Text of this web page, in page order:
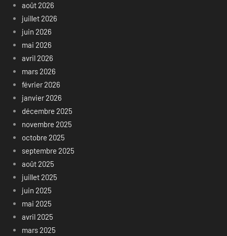
août 2026
juillet 2026
juin 2026
mai 2026
avril 2026
mars 2026
février 2026
janvier 2026
décembre 2025
novembre 2025
octobre 2025
septembre 2025
août 2025
juillet 2025
juin 2025
mai 2025
avril 2025
mars 2025